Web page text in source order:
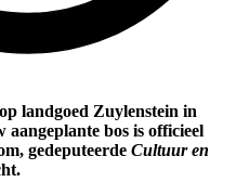
landgoed Zuylenstein in
bos is officieel
gedeputeerde Cultuur en